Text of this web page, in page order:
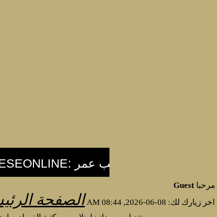
مرحبا Guest
اخر زيارك لك: 08-06-2026, 08:44 AM
الصفحة